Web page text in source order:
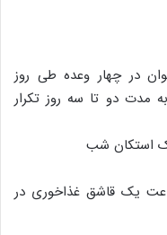
18 سال): دو لیوان در چهار وعده طی روز
دو تا سه روز تکرار
4 سال: هر دو ساعت یک قاشق غذاخوری در